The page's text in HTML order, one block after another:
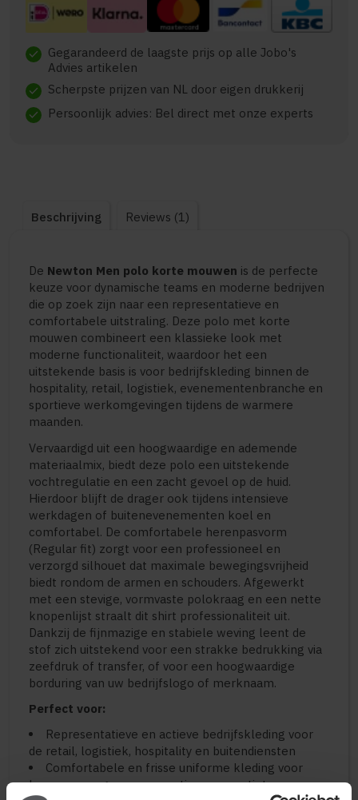
check Gegarandeerd de laagste prijs op alle Jobo's
Advies artikelen
check Scherpste prijzen van NL door eigen drukkerij
check Persoonlijk advies: Bel direct met onze experts
Beschrijving Reviews (1)
De Newton Men polo korte mouwen is de perfecte
keuze voor dynamische teams en moderne bedrijven
die op zoek zijn naar een representatieve en
comfortabele uitstraling. Deze polo met korte
mouwen combineert een klassieke look met
moderne functionaliteit, waardoor het een
uitstekende basis is voor bedrijfskleding binnen de
hospitality, retail, logistiek, evenementenbranche en
sportieve werkomgevingen tijdens de warmere
maanden.
Vervaardigd uit een hoogwaardige en ademende
materiaalmix, biedt deze polo een uitstekende
vochtregulatie en een zacht gevoel op de huid.
Hierdoor blijft de drager ook tijdens intensieve
werkdagen of buitenevenementen koel en
comfortabel. De comfortabele herenpasvorm
(Regular fit) zorgt voor een professioneel en
verzorgd silhouet dat maximale bewegingsvrijheid
biedt rondom de armen en schouders. Afgewerkt
met een stevige, vormvaste polokraag en een nette
knopenlijst straalt dit shirt professionaliteit uit.
Dankzij de fijnmazige en stabiele weving leent de
stof zich uitstekend voor een strakke bedrukking via
zeefdruk of transfer, of voor een hoogwaardige
borduring van uw bedrijfslogo of merknaam.
Perfect voor:
Representatieve en actieve bedrijfskleding voor
de retail, logistiek, hospitality en buitendiensten
Comfortabele en frisse uniforme kleding voor
beurzen, congressen en actieve promotieteams